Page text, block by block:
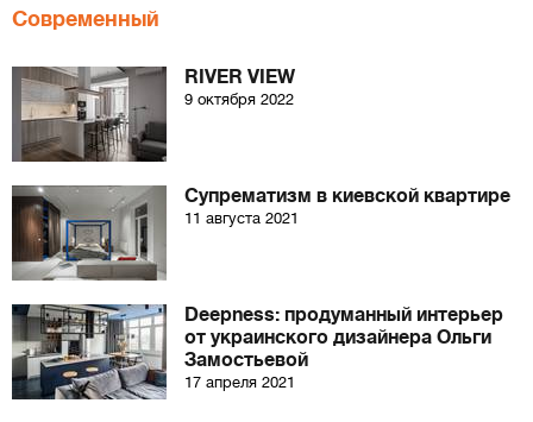
Современный
RIVER VIEW
9 октября 2022
Супрематизм в киевской квартире
11 августа 2021
Deepness: продуманный интерьер
от украинского дизайнера Ольги
Замостьевой
17 апреля 2021